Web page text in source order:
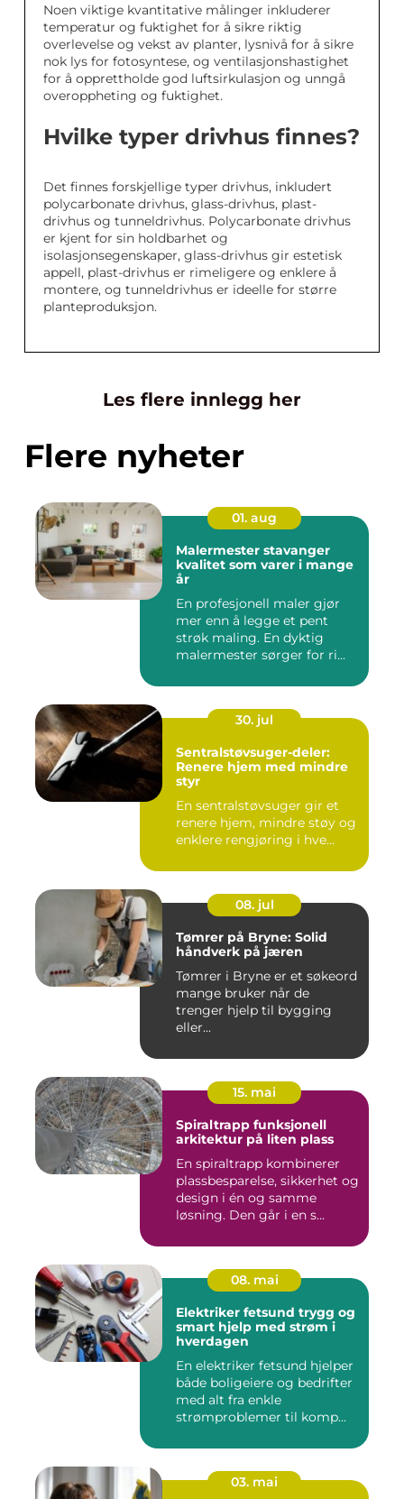
Noen viktige kvantitative målinger inkluderer
temperatur og fuktighet for å sikre riktig
overlevelse og vekst av planter, lysnivå for å sikre
nok lys for fotosyntese, og ventilasjonshastighet
for å opprettholde god luftsirkulasjon og unngå
overoppheting og fuktighet.
Hvilke typer drivhus finnes?
Det finnes forskjellige typer drivhus, inkludert
polycarbonate drivhus, glass-drivhus, plast-
drivhus og tunneldrivhus. Polycarbonate drivhus
er kjent for sin holdbarhet og
isolasjonsegenskaper, glass-drivhus gir estetisk
appell, plast-drivhus er rimeligere og enklere å
montere, og tunneldrivhus er ideelle for større
planteproduksjon.
Les flere innlegg her
Flere nyheter
01. aug
Malermester stavanger
kvalitet som varer i mange
år
En profesjonell maler gjør
mer enn å legge et pent
strøk maling. En dyktig
malermester sørger for ri...
30. jul
Sentralstøvsuger-deler:
Renere hjem med mindre
styr
En sentralstøvsuger gir et
renere hjem, mindre støy og
enklere rengjøring i hve...
08. jul
Tømrer på Bryne: Solid
håndverk på jæren
Tømrer i Bryne er et søkeord
mange bruker når de
trenger hjelp til bygging
eller...
15. mai
Spiraltrapp funksjonell
arkitektur på liten plass
En spiraltrapp kombinerer
plassbesparelse, sikkerhet og
design i én og samme
løsning. Den går i en s...
08. mai
Elektriker fetsund trygg og
smart hjelp med strøm i
hverdagen
En elektriker fetsund hjelper
både boligeiere og bedrifter
med alt fra enkle
strømproblemer til komp...
03. mai